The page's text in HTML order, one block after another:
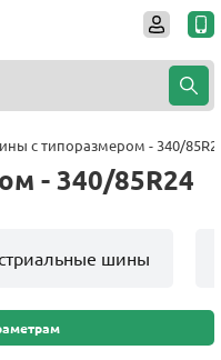
с типоразмером - 340/
- 340/85R24
шины